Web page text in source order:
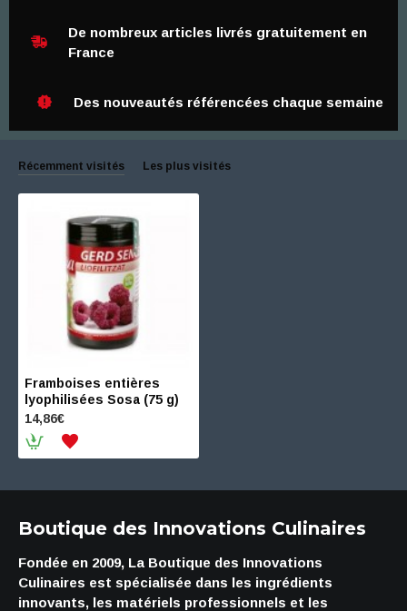
De nombreux articles livrés gratuitement en
France
Des nouveautés référencées chaque semaine
Récemment visités Les plus visités
Framboises entières
lyophilisées Sosa (75 g)
14,86€
Boutique des Innovations Culinaires
Fondée en 2009, La Boutique des Innovations
Culinaires est spécialisée dans les ingrédients
innovants, les matériels professionnels et les